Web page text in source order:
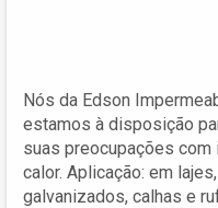
Nós da Edson
estamos à disposição
suas preocupações
calor. Aplicação: em
galvanizados, calhas e